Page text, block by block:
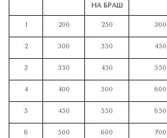
НА БРАШ
1 200 250 300
2 300 350 450
3 350 450 550
4 400 500 600
5 450 550 650
6 500 600 700